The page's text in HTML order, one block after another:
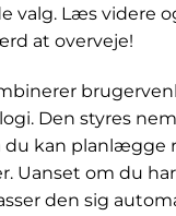
valg. Læs videre
at overveje!
Den styres
du kan planlægge
Uanset om du
den sig